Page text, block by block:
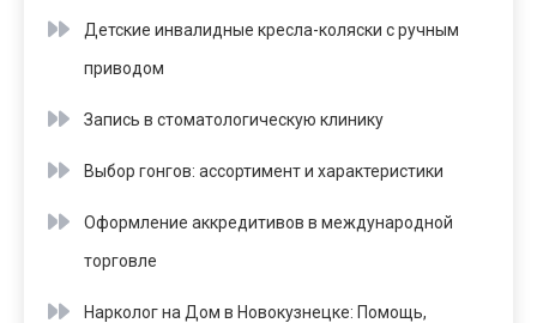
Детские инвалидные кресла-коляски с ручным
приводом
Запись в стоматологическую клинику
Выбор гонгов: ассортимент и характеристики
Оформление аккредитивов в международной
торговле
Нарколог на Дом в Новокузнецке: Помощь,